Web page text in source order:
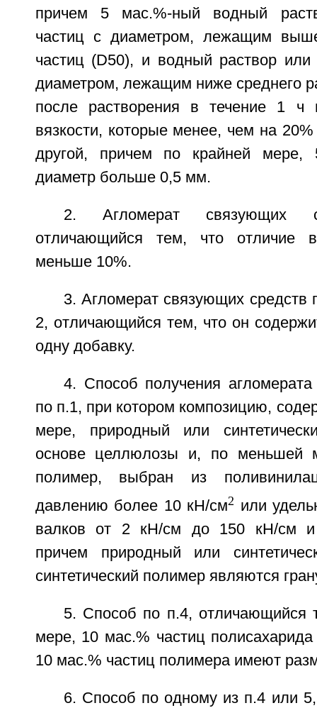
причем 5 мас.%-ный водный
частиц с диаметром, лежащим
частиц (D50), и водный раствор или
диаметром, лежащим ниже среднего
после растворения в течение 1
вязкости, которые менее, чем на
другой, причем по крайней мере,
диаметр больше 0,5 мм.
2. Агломерат связующих
отличающийся тем, что отличие
меньше 10%.
3. Агломерат связующих средств
2, отличающийся тем, что он
одну добавку.
4. Способ получения
по п.1, при котором композицию,
мере, природный или
основе целлюлозы и, по меньшей
полимер, выбран из
давлению более 10 кН/см2 или
валков от 2 кН/см до 150 кН/см и
причем природный или
синтетический полимер являются
5. Способ по п.4, отличающийся
мере, 10 мас.% частиц
10 мас.% частиц полимера имеют
6. Способ по одному из п.4 или